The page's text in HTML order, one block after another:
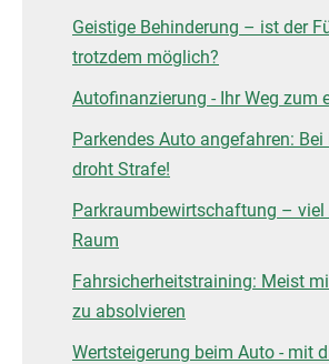
Geistige Behinderung – ist der
trotzdem möglich?
Autofinanzierung - Ihr Weg zum
Parkendes Auto angefahren:
droht Strafe!
Parkraumbewirtschaftung –
Raum
Fahrsicherheitstraining: Meist
zu absolvieren
Wertsteigerung beim Auto - mit